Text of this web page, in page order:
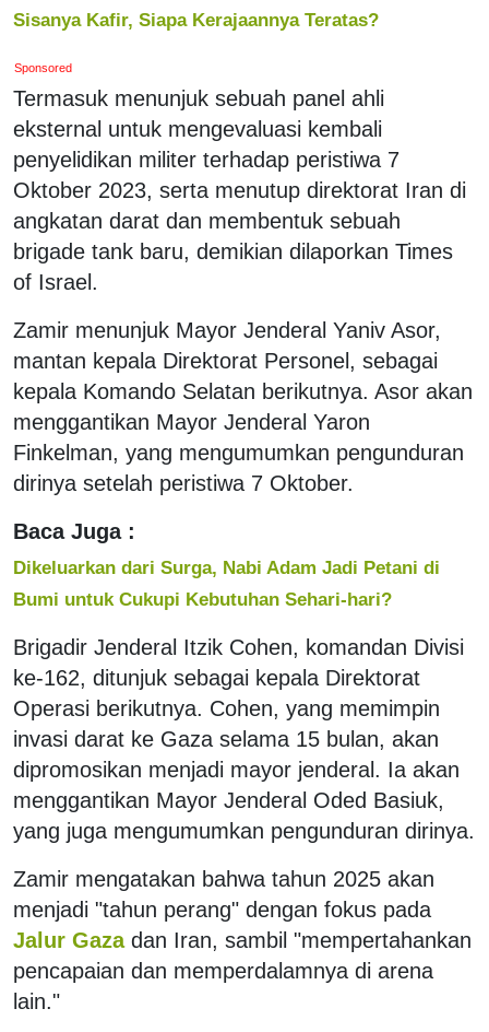
Sisanya Kafir, Siapa Kerajaannya Teratas?
Sponsored
Termasuk menunjuk sebuah panel ahli
eksternal untuk mengevaluasi kembali
penyelidikan militer terhadap peristiwa 7
Oktober 2023, serta menutup direktorat Iran di
angkatan darat dan membentuk sebuah
brigade tank baru, demikian dilaporkan Times
of Israel.
Zamir menunjuk Mayor Jenderal Yaniv Asor,
mantan kepala Direktorat Personel, sebagai
kepala Komando Selatan berikutnya. Asor akan
menggantikan Mayor Jenderal Yaron
Finkelman, yang mengumumkan pengunduran
dirinya setelah peristiwa 7 Oktober.
Baca Juga :
Dikeluarkan dari Surga, Nabi Adam Jadi Petani di
Bumi untuk Cukupi Kebutuhan Sehari-hari?
Brigadir Jenderal Itzik Cohen, komandan Divisi
ke-162, ditunjuk sebagai kepala Direktorat
Operasi berikutnya. Cohen, yang memimpin
invasi darat ke Gaza selama 15 bulan, akan
dipromosikan menjadi mayor jenderal. Ia akan
menggantikan Mayor Jenderal Oded Basiuk,
yang juga mengumumkan pengunduran dirinya.
Zamir mengatakan bahwa tahun 2025 akan
menjadi "tahun perang" dengan fokus pada
Jalur Gaza dan Iran, sambil "mempertahankan
pencapaian dan memperdalamnya di arena
lain."